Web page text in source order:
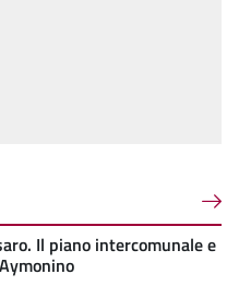
Il piano intercomunale e